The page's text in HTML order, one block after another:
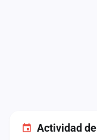
Actividad de